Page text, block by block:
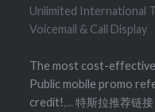
Unlimited International
Voicemail & Call Display
The most cost-effective
Public mobile promo
credit!,...特斯拉推荐链